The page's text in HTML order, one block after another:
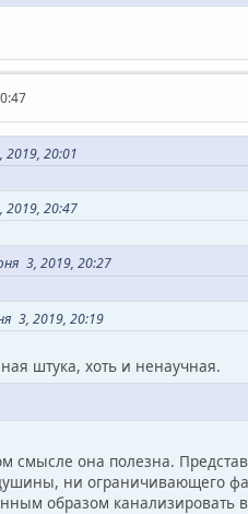
20:01
20:47
3, 2019, 20:27
3, 2019, 20:19
штука, хоть и ненаучная.
смысле она полезна.
ни ограничивающего
образом канализировать